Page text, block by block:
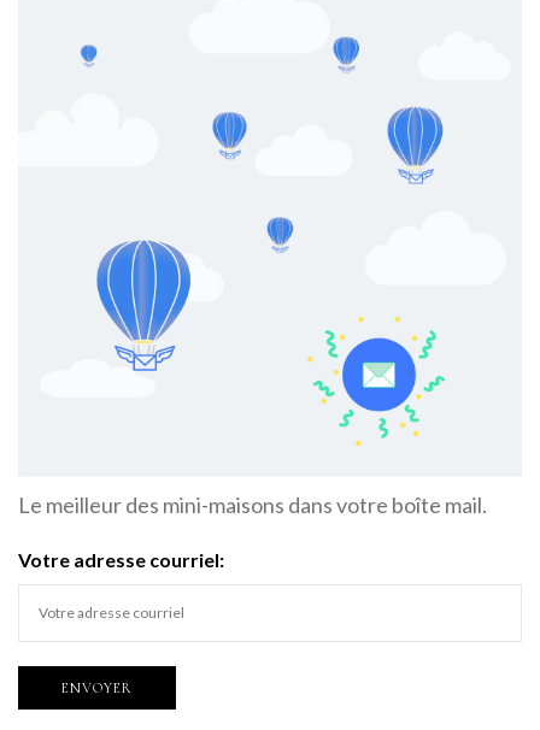
Le meilleur des mini-maisons dans votre boîte mail.
Votre adresse courriel: